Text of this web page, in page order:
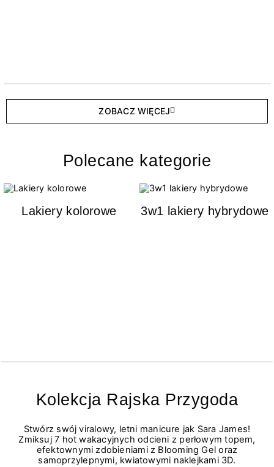
ZOBACZ WIĘCEJ
Polecane kategorie
Lakiery kolorowe 3w1 lakiery hybrydowe
Kolekcja Rajska Przygoda
Stwórz swój viralowy, letni manicure jak Sara James!
Zmiksuj 7 hot wakacyjnych odcieni z perłowym topem,
efektownymi zdobieniami z Blooming Gel oraz
samoprzylepnymi, kwiatowymi naklejkami 3D.